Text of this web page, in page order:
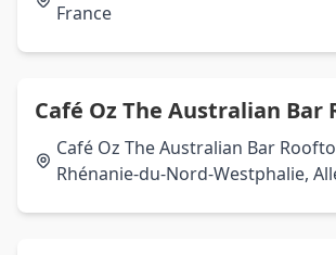
France
Café Oz The Australian Bar
Café Oz The Australian Bar
Rhénanie-du-Nord-Westphalie,